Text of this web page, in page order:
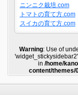
ニンニク栽培.com
トマトの育て方.com
スイカの育て方.com
Warning: Use of
in /home/
content/themes/